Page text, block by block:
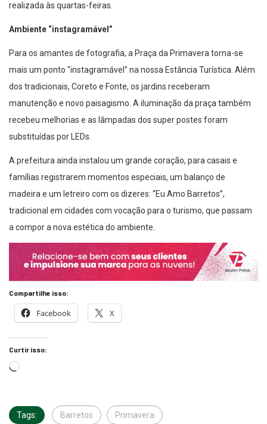
realizada às quartas-feiras.
Ambiente “instagramável”
Para os amantes de fotografia, a Praça da Primavera torna-se
mais um ponto “instagramável” na nossa Estância Turística. Além
dos tradicionais, Coreto e Fonte, os jardins receberam
manutenção e novo paisagismo. A iluminação da praça também
recebeu melhorias e as lâmpadas dos super postes foram
substituídas por LEDs.
A prefeitura ainda instalou um grande coração, para casais e
famílias registrarem momentos especiais, um balanço de
madeira e um letreiro com os dizeres: “Eu Amo Barretos”,
tradicional em cidades com vocação para o turismo, que passam
a compor a nova estética do ambiente.
Compartilhe isso:
Facebook X
Curtir isso:
Tags: Barretos Primavera